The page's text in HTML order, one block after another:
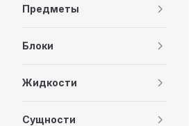
Предметы
Блоки
Жидкости
Сущности